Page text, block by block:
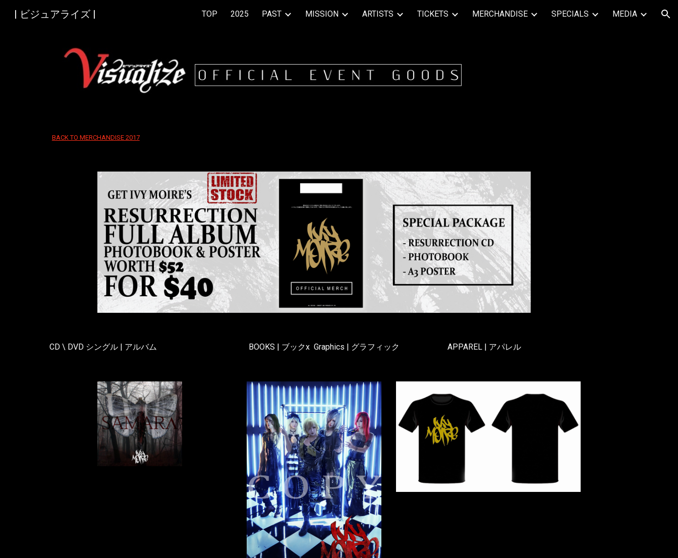
Skip to main content Skip to navigation
| ビジュアライズ | TOP 2025 PAST MISSION ARTISTS TICKETS MERCHANDISE SPECIALS MEDIA
BACK TO MERCHANDISE 2017
CD \ DVD シングル | アルバム BOOKS | ブックx  Graphics | グラフィック APPAREL | アパレル